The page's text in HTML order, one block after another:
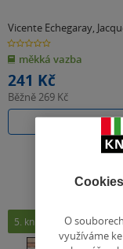
Vicente Echegaray,
Marseille
0.0
z
5
hvězdiček
měkká vazba
241 Kč
Běžně269 Kč
Do košíku
5. kniha
O
využíváme